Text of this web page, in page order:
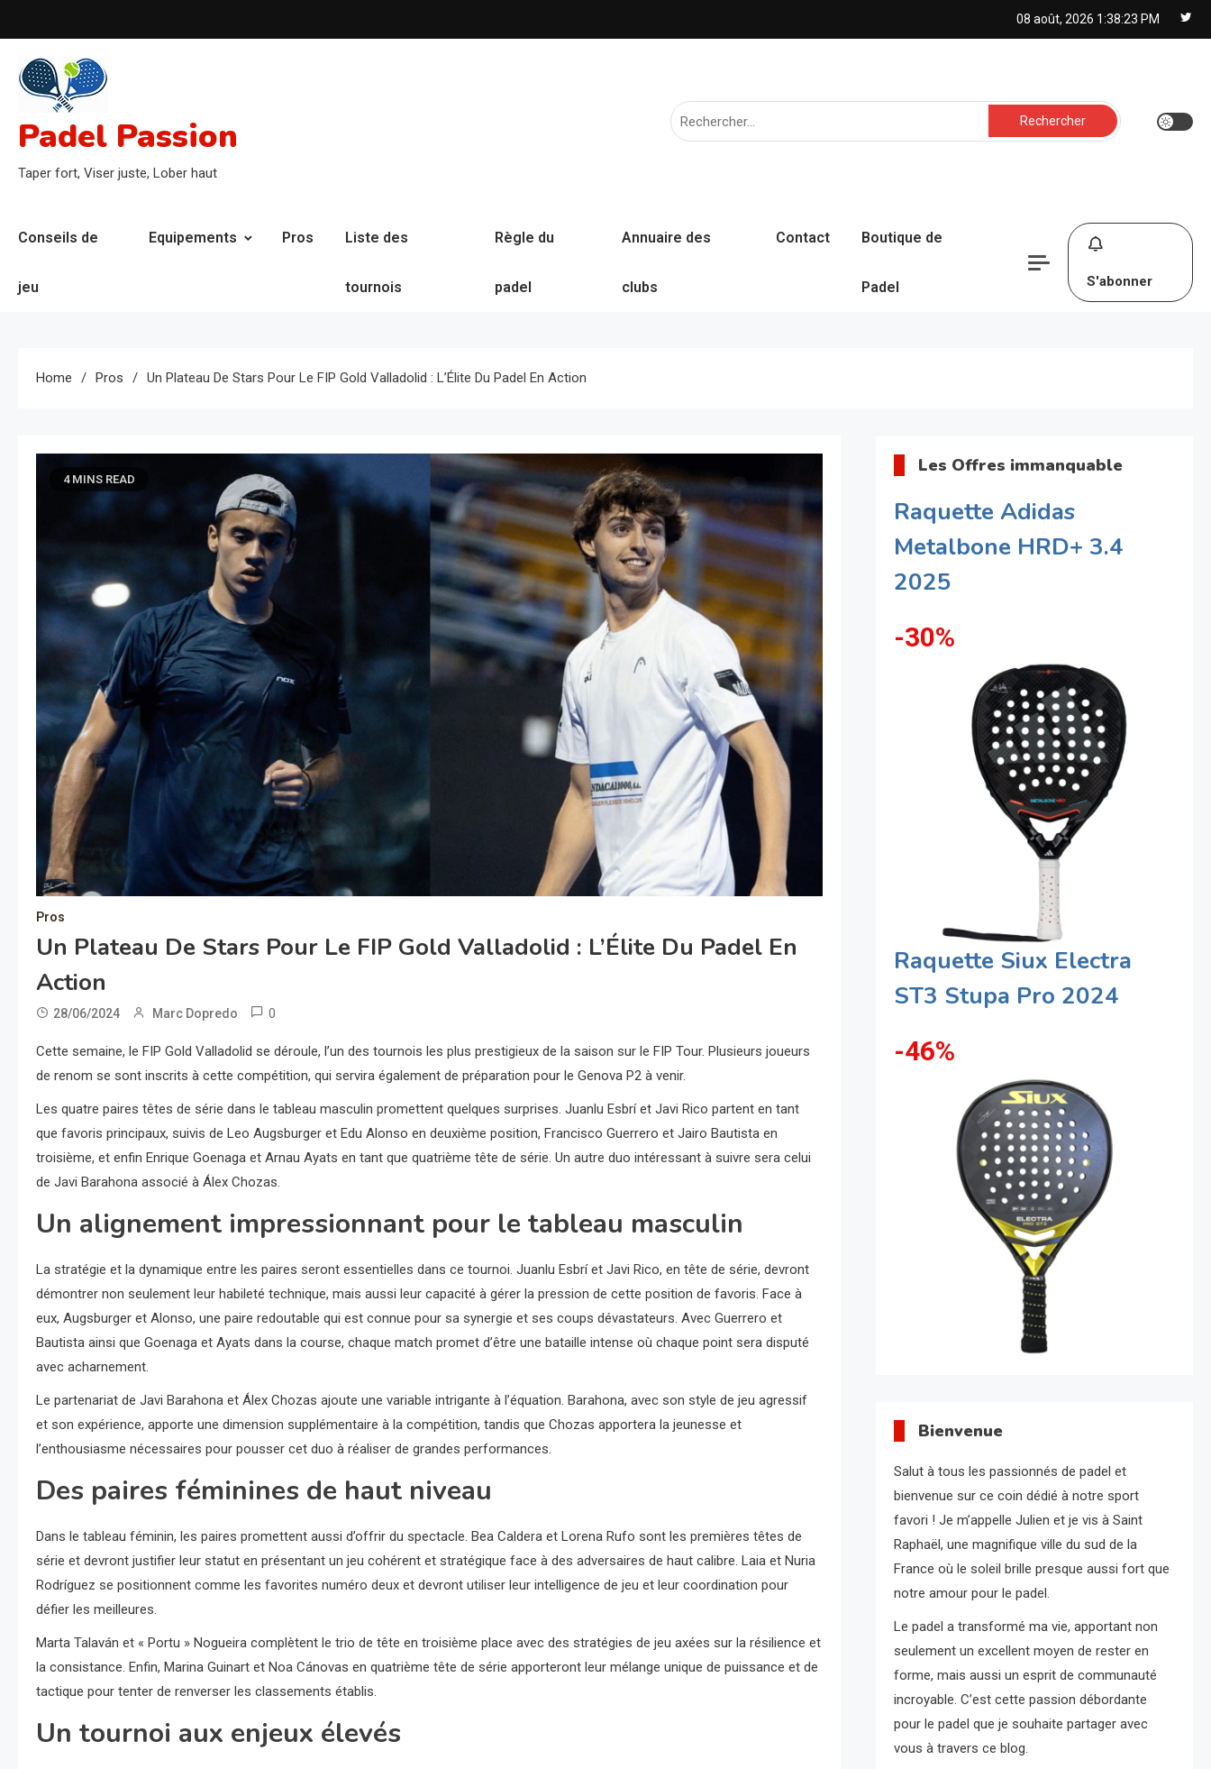
to
content
08 août, 2026 1:38:24 PM
Padel Passion
Taper fort, Viser juste, Lober haut
Rechercher :
Conseils de
jeu
Equipements Pros Liste des
tournois
Règle du
padel
Annuaire des
clubs
Contact Boutique de
Padel S'abonner
Home Pros Un Plateau De Stars Pour Le FIP Gold Valladolid : L’Élite Du Padel En Action
4 MINS READ
Pros
Un Plateau De Stars Pour Le FIP Gold Valladolid : L’Élite Du Padel En
Action
28/06/2024 Marc Dopredo 0
Cette semaine, le FIP Gold Valladolid se déroule, l’un des tournois les plus prestigieux de la saison sur le FIP Tour. Plusieurs joueurs
de renom se sont inscrits à cette compétition, qui servira également de préparation pour le Genova P2 à venir.
Les quatre paires têtes de série dans le tableau masculin promettent quelques surprises. Juanlu Esbrí et Javi Rico partent en tant
que favoris principaux, suivis de Leo Augsburger et Edu Alonso en deuxième position, Francisco Guerrero et Jairo Bautista en
troisième, et enfin Enrique Goenaga et Arnau Ayats en tant que quatrième tête de série. Un autre duo intéressant à suivre sera celui
de Javi Barahona associé à Álex Chozas.
Un alignement impressionnant pour le tableau masculin
La stratégie et la dynamique entre les paires seront essentielles dans ce tournoi. Juanlu Esbrí et Javi Rico, en tête de série, devront
démontrer non seulement leur habileté technique, mais aussi leur capacité à gérer la pression de cette position de favoris. Face à
eux, Augsburger et Alonso, une paire redoutable qui est connue pour sa synergie et ses coups dévastateurs. Avec Guerrero et
Bautista ainsi que Goenaga et Ayats dans la course, chaque match promet d’être une bataille intense où chaque point sera disputé
avec acharnement.
Le partenariat de Javi Barahona et Álex Chozas ajoute une variable intrigante à l’équation. Barahona, avec son style de jeu agressif
et son expérience, apporte une dimension supplémentaire à la compétition, tandis que Chozas apportera la jeunesse et
l’enthousiasme nécessaires pour pousser cet duo à réaliser de grandes performances.
Des paires féminines de haut niveau
Dans le tableau féminin, les paires promettent aussi d’offrir du spectacle. Bea Caldera et Lorena Rufo sont les premières têtes de
série et devront justifier leur statut en présentant un jeu cohérent et stratégique face à des adversaires de haut calibre. Laia et Nuria
Rodríguez se positionnent comme les favorites numéro deux et devront utiliser leur intelligence de jeu et leur coordination pour
défier les meilleures.
Marta Talaván et « Portu » Nogueira complètent le trio de tête en troisième place avec des stratégies de jeu axées sur la résilience et
la consistance. Enfin, Marina Guinart et Noa Cánovas en quatrième tête de série apporteront leur mélange unique de puissance et de
tactique pour tenter de renverser les classements établis.
Un tournoi aux enjeux élevés
Les Offres immanquable
Raquette Adidas
Metalbone HRD+ 3.4
2025
-30%
Raquette Siux Electra
ST3 Stupa Pro 2024
-46%
Bienvenue
Salut à tous les passionnés de padel et
bienvenue sur ce coin dédié à notre sport
favori ! Je m’appelle Julien et je vis à Saint
Raphaël, une magnifique ville du sud de la
France où le soleil brille presque aussi fort que
notre amour pour le padel.
Le padel a transformé ma vie, apportant non
seulement un excellent moyen de rester en
forme, mais aussi un esprit de communauté
incroyable. C’est cette passion débordante
pour le padel que je souhaite partager avec
vous à travers ce blog.